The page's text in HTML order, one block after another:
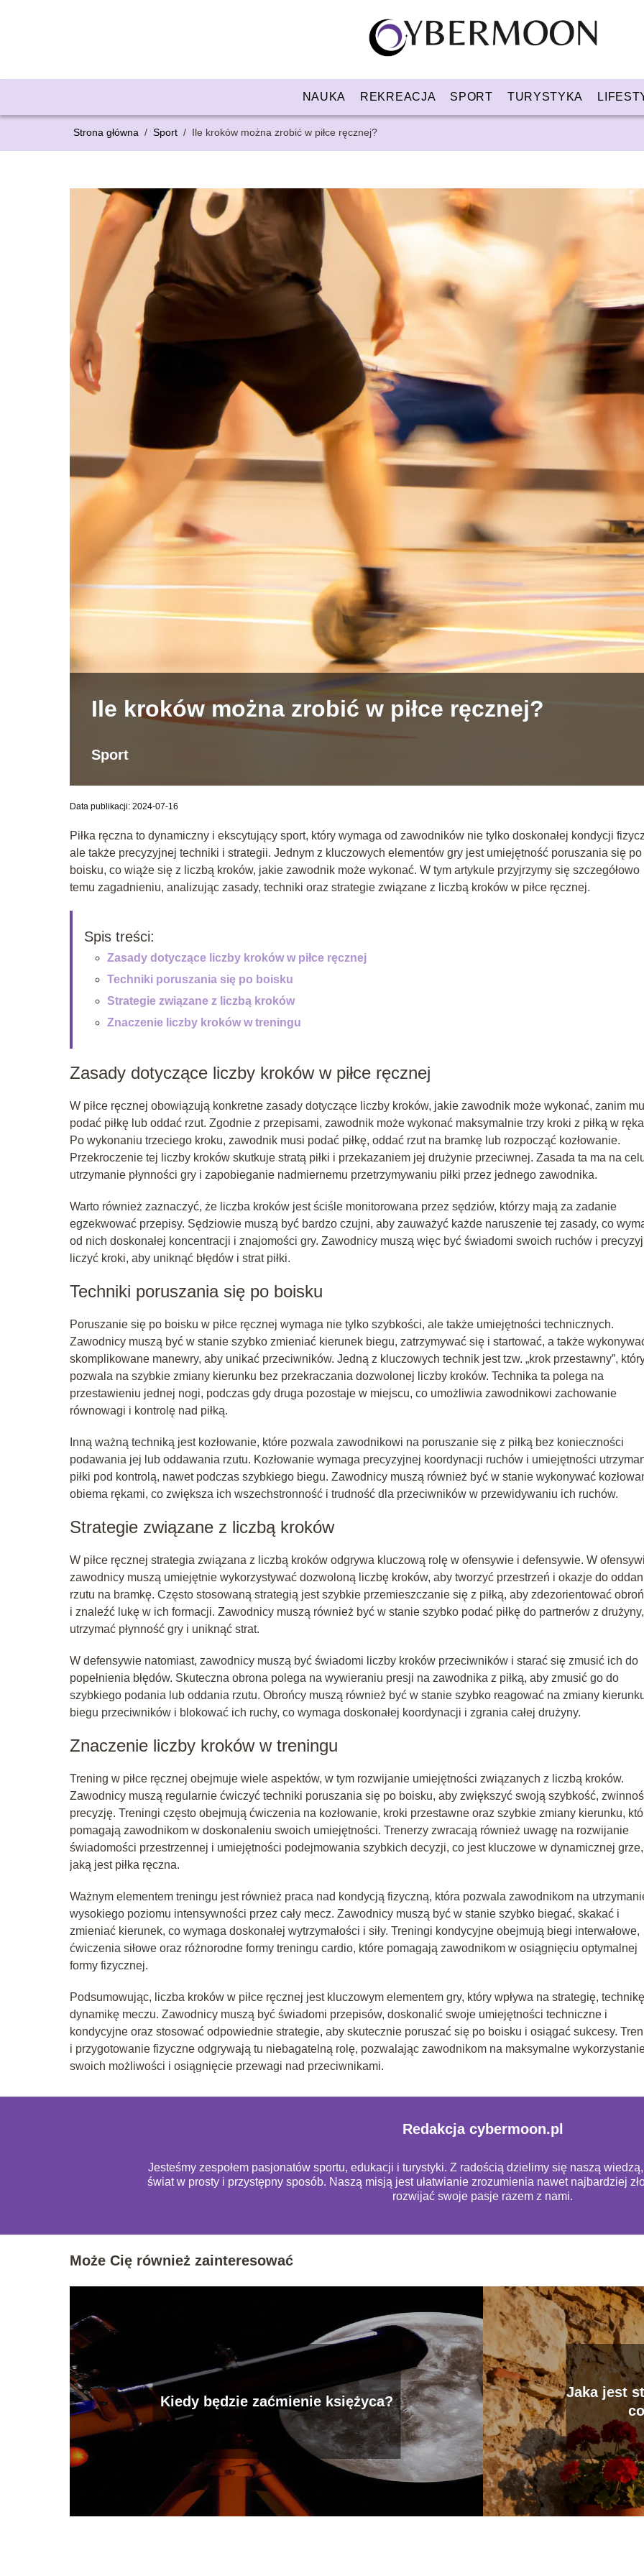
NAUKA REKREACJA SPORT TURYSTYKA
Strona główna / Sport / Ile kroków można zrobić w piłce ręcznej?
Ile kroków można zrobić w piłce ręcznej?
Sport
Data publikacji: 2024-07-16
Piłka ręczna to dynamiczny i ekscytujący sport, który wymaga od zawodników nie tylko doskonałej kondycji
ale także precyzyjnej techniki i strategii. Jednym z kluczowych elementów gry jest umiejętność poruszania się po
boisku, co wiąże się z liczbą kroków, jakie zawodnik może wykonać. W tym artykule przyjrzymy się szczegółowo
temu zagadnieniu, analizując zasady, techniki oraz strategie związane z liczbą kroków w piłce ręcznej.
Spis treści:
Zasady dotyczące liczby kroków w piłce ręcznej
Techniki poruszania się po boisku
Strategie związane z liczbą kroków
Znaczenie liczby kroków w treningu
Zasady dotyczące liczby kroków w piłce ręcznej
W piłce ręcznej obowiązują konkretne zasady dotyczące liczby kroków, jakie zawodnik może wykonać, zanim
podać piłkę lub oddać rzut. Zgodnie z przepisami, zawodnik może wykonać maksymalnie trzy kroki z piłką w
Po wykonaniu trzeciego kroku, zawodnik musi podać piłkę, oddać rzut na bramkę lub rozpocząć kozłowanie.
Przekroczenie tej liczby kroków skutkuje stratą piłki i przekazaniem jej drużynie przeciwnej. Zasada ta ma na
utrzymanie płynności gry i zapobieganie nadmiernemu przetrzymywaniu piłki przez jednego zawodnika.
Warto również zaznaczyć, że liczba kroków jest ściśle monitorowana przez sędziów, którzy mają za zadanie
egzekwować przepisy. Sędziowie muszą być bardzo czujni, aby zauważyć każde naruszenie tej zasady, co
od nich doskonałej koncentracji i znajomości gry. Zawodnicy muszą więc być świadomi swoich ruchów i
liczyć kroki, aby uniknąć błędów i strat piłki.
Techniki poruszania się po boisku
Poruszanie się po boisku w piłce ręcznej wymaga nie tylko szybkości, ale także umiejętności technicznych.
Zawodnicy muszą być w stanie szybko zmieniać kierunek biegu, zatrzymywać się i startować, a także
skomplikowane manewry, aby unikać przeciwników. Jedną z kluczowych technik jest tzw. „krok przestawny”,
pozwala na szybkie zmiany kierunku bez przekraczania dozwolonej liczby kroków. Technika ta polega na
przestawieniu jednej nogi, podczas gdy druga pozostaje w miejscu, co umożliwia zawodnikowi zachowanie
równowagi i kontrolę nad piłką.
Inną ważną techniką jest kozłowanie, które pozwala zawodnikowi na poruszanie się z piłką bez konieczności
podawania jej lub oddawania rzutu. Kozłowanie wymaga precyzyjnej koordynacji ruchów i umiejętności
piłki pod kontrolą, nawet podczas szybkiego biegu. Zawodnicy muszą również być w stanie wykonywać
obiema rękami, co zwiększa ich wszechstronność i trudność dla przeciwników w przewidywaniu ich ruchów.
Strategie związane z liczbą kroków
W piłce ręcznej strategia związana z liczbą kroków odgrywa kluczową rolę w ofensywie i defensywie. W
zawodnicy muszą umiejętnie wykorzystywać dozwoloną liczbę kroków, aby tworzyć przestrzeń i okazje do
rzutu na bramkę. Często stosowaną strategią jest szybkie przemieszczanie się z piłką, aby zdezorientować
i znaleźć lukę w ich formacji. Zawodnicy muszą również być w stanie szybko podać piłkę do partnerów z
utrzymać płynność gry i uniknąć strat.
W defensywie natomiast, zawodnicy muszą być świadomi liczby kroków przeciwników i starać się zmusić ich do
popełnienia błędów. Skuteczna obrona polega na wywieraniu presji na zawodnika z piłką, aby zmusić go do
szybkiego podania lub oddania rzutu. Obrońcy muszą również być w stanie szybko reagować na zmiany
biegu przeciwników i blokować ich ruchy, co wymaga doskonałej koordynacji i zgrania całej drużyny.
Znaczenie liczby kroków w treningu
Trening w piłce ręcznej obejmuje wiele aspektów, w tym rozwijanie umiejętności związanych z liczbą kroków.
Zawodnicy muszą regularnie ćwiczyć techniki poruszania się po boisku, aby zwiększyć swoją szybkość,
precyzję. Treningi często obejmują ćwiczenia na kozłowanie, kroki przestawne oraz szybkie zmiany kierunku,
pomagają zawodnikom w doskonaleniu swoich umiejętności. Trenerzy zwracają również uwagę na rozwijanie
świadomości przestrzennej i umiejętności podejmowania szybkich decyzji, co jest kluczowe w dynamicznej grze,
jaką jest piłka ręczna.
Ważnym elementem treningu jest również praca nad kondycją fizyczną, która pozwala zawodnikom na
wysokiego poziomu intensywności przez cały mecz. Zawodnicy muszą być w stanie szybko biegać, skakać i
zmieniać kierunek, co wymaga doskonałej wytrzymałości i siły. Treningi kondycyjne obejmują biegi interwałowe,
ćwiczenia siłowe oraz różnorodne formy treningu cardio, które pomagają zawodnikom w osiągnięciu optymalnej
formy fizycznej.
Podsumowując, liczba kroków w piłce ręcznej jest kluczowym elementem gry, który wpływa na strategię,
dynamikę meczu. Zawodnicy muszą być świadomi przepisów, doskonalić swoje umiejętności techniczne i
kondycyjne oraz stosować odpowiednie strategie, aby skutecznie poruszać się po boisku i osiągać sukcesy.
i przygotowanie fizyczne odgrywają tu niebagatelną rolę, pozwalając zawodnikom na maksymalne
swoich możliwości i osiągnięcie przewagi nad przeciwnikami.
Redakcja cybermoon.pl
Jesteśmy zespołem pasjonatów sportu, edukacji i turystyki. Z radością dzielimy się naszą
świat w prosty i przystępny sposób. Naszą misją jest ułatwianie zrozumienia nawet najbardziej
rozwijać swoje pasje razem z nami.
Może Cię również zainteresować
Kiedy będzie zaćmienie księżyca?
Jaka jest